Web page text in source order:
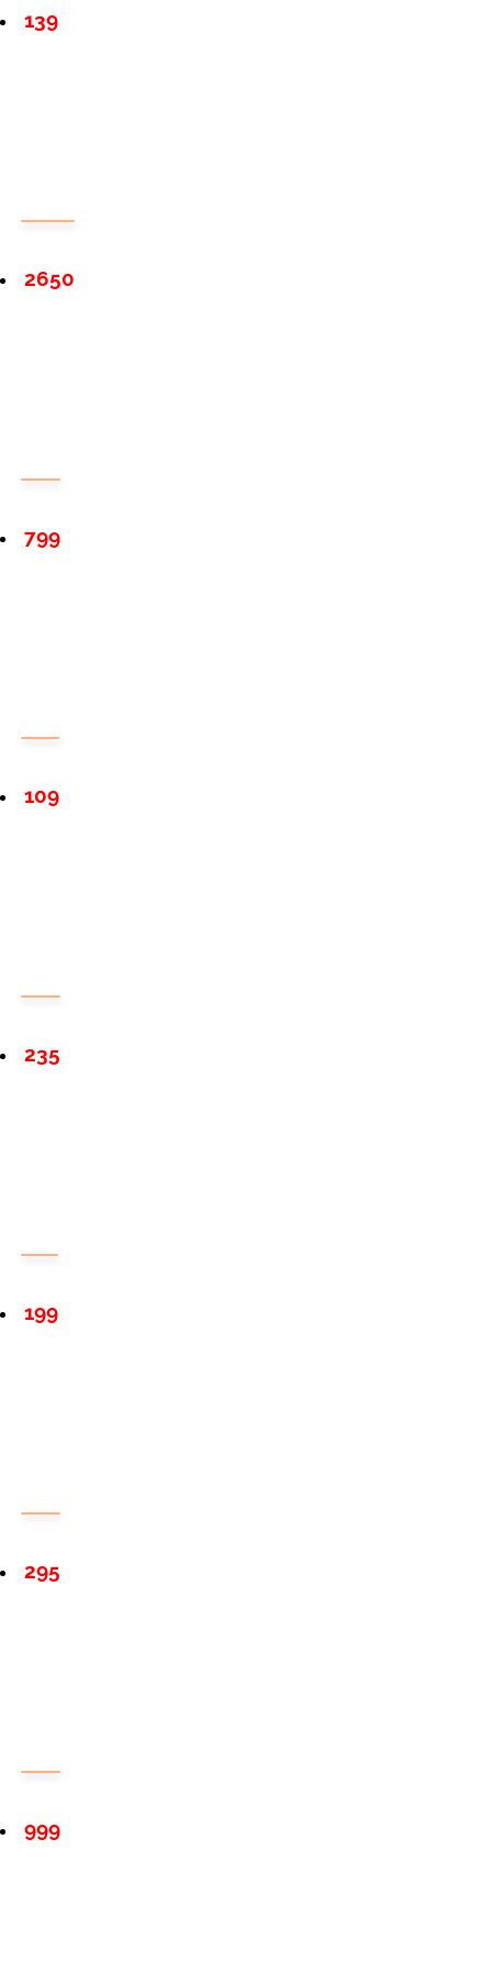
139
2650
799
109
235
199
295
999